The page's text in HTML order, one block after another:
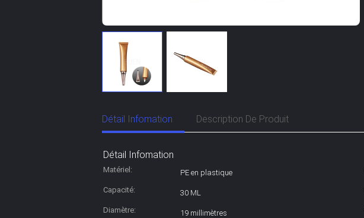
Détail Infomation Description De Produit
Détail Infomation
Matériel: PE en plastique
Capacité:
30 ML
Diamètre:
19 millimètres